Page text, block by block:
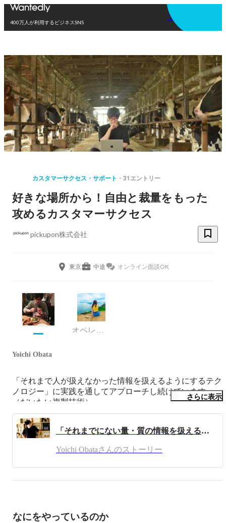
400万人が利用するビジネスSNS
アプリを使う
カスタマーサクセス・サポート 31エントリー
好きな場所から！自由と裁量をもった
攻めるカスタマーサクセス
pickupon株式会社
東京 中途 オンライン面談OK
オペレーション・CS
Yoichi Obata
「それまで人が扱えなかった情報を扱えるようにするテク
ノロジー」に実践を通してアプローチし続けています。
（だいたい複製技術）
人と世界の接点・媒介・インターフェースや複製され扱わ
れるものに興味があります。
https://anchor.fm/miraise/episodes/10--pickupon-eiekai/a-a30hjot
さらに表示
「それまでにない量・質の情報を扱えるテクノロジーで新たな地平を切り開く！」モノづくりのはじまりから起業、今後のビジョンまで。
Yoichi Obataさんのストーリー
なにをやっているのか